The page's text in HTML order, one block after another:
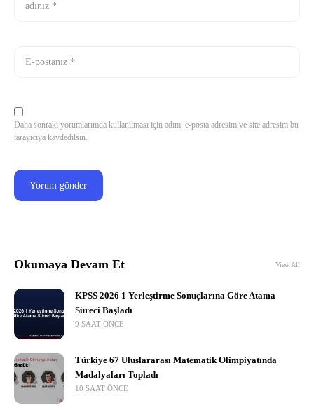
Daha sonraki yorumlarımda kullanılması için adım, e-posta adresim ve site adresim bu
tarayıcıya kaydedilsin.
Okumaya Devam Et View All
KPSS 2026 1 Yerleştirme Sonuçlarına Göre Atama
Süreci Başladı
9 SAAT ÖNCE
Türkiye 67 Uluslararası Matematik Olimpiyatında
Madalyaları Topladı
10 SAAT ÖNCE